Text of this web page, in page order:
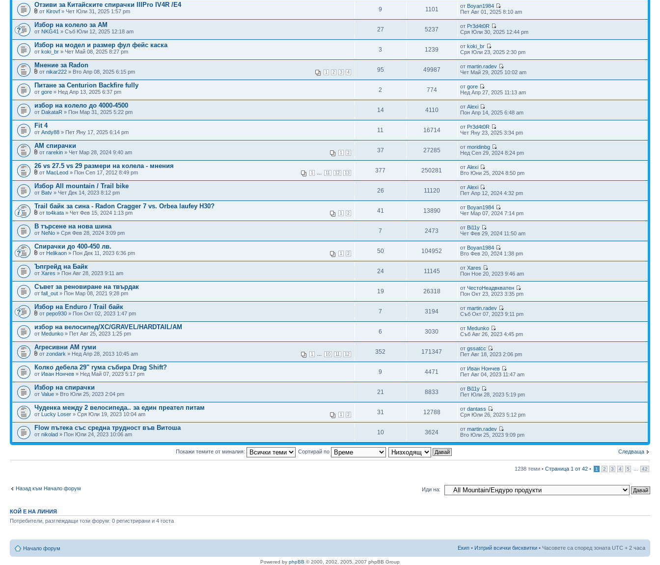
Отзиви за Китайските спирачки IIIPro IV4R /E4
от Kirovf » Чет Юли 31, 2025 1:57 pm 9 1101 от Boyan1984
Пет Авг 01, 2025 8:10 am
Избор на колело за АМ
от NKG41 » Съб Юли 12, 2025 12:18 am 27 5237 от Pr3d4t0R
Сря Юли 30, 2025 12:44 pm
Избор на модел и размер фул фейс каска
от koki_br » Чет Май 08, 2025 8:27 pm 3 1239 отkoki_br
Сря Юли 23, 2025 2:30 pm
Мнение за Radon
1 2 3 4
от nikar222 » Вто Апр 08, 2025 6:15 pm 95 49987 отmartin.radev
Чет Май 29, 2025 10:02 am
Питане за Centurion Backfire fully
от gore » Нед Апр 13, 2025 6:37 pm 2 774 отgore
Нед Апр 27, 2025 11:13 am
избор на колело до 4000-4500
от DakataR » Пон Мар 31, 2025 5:22 pm 14 4110 отAlexi
Пон Апр 14, 2025 6:48 am
Fit 4
от Andy88 » Пет Яну 17, 2025 6:14 pm 11 16714 от Pr3d4t0R
Чет Яну 23, 2025 3:34 pm
АМ спирачки
1 2
от rarekin » Чет Мар 28, 2024 9:40 am 37 27285 отmoridinbg
Нед Сеп 29, 2024 8:24 pm
26 vs 27.5 vs 29 размери на колела - мнения
1 11 12 13
от MacLeod » Пон Сеп 17, 2012 8:49 pm 377 250281 отAlexi
Вто Юни 25, 2024 8:50 pm
Избор All mountain / Trail bike
от Batv » Чет Дек 14, 2023 8:12 pm 26 11120 отAlexi
Пет Апр 12, 2024 4:32 pm
Trail байк за сина - Radon Cragger 7 vs. Orbea laufey H30?
1 2
от to4kata » Чет Фев 15, 2024 1:13 pm 41 13890 от Boyan1984
Чет Мар 07, 2024 7:14 pm
В търсене на нова шина
от NeNo » Сря Фев 28, 2024 3:09 pm 7 2473 от Bi11y
Чет Фев 29, 2024 11:50 am
Спирачки до 400-450 лв.
1 2
от Helikaon » Пон Дек 11, 2023 6:36 pm 50 104952 от Boyan1984
Вто Фев 20, 2024 1:38 pm
Ъпгрейд на Байк
от Xares » Пон Авг 28, 2023 9:11 am 24 11145 отXares
Пон Ное 20, 2023 9:46 am
Съвет за реновиране на твърдак
от fall_out » Пон Мар 08, 2021 9:28 pm 19 26318 отЧестоНеадвкватен
Пон Окт 23, 2023 3:35 pm
Избор на Enduro / Trail байк
от pepo930 » Пон Окт 02, 2023 1:47 pm 7 3194 отmartin.radev
Съб Окт 07, 2023 9:11 pm
избор на велосипед/XC/GRAVEL/HARDTAIL/AM
от Medunko » Пет Авг 25, 2023 1:25 pm 6 3030 от Medunko
Съб Авг 26, 2023 4:45 pm
Агресивни АМ гуми
1 10 11 12
от zondark » Нед Апр 28, 2013 10:45 am 352 171347 отgssatcc
Пет Авг 18, 2023 2:06 pm
Колко дебела 29" гума събира Drag Shift?
от Иван Нончев » Нед Май 07, 2023 5:17 pm 9 4471 от Иван Нончев
Пет Авг 04, 2023 11:47 am
Избор на спирачки
от Value » Вто Юли 25, 2023 2:04 pm 21 8833 от Bi11y
Пет Юли 28, 2023 5:19 pm
Чуденка между 2 велосипеда.. за един преател питам
1 2
от Lucky Loser » Сря Юли 19, 2023 10:04 am 31 12788 отdantass
Сря Юли 26, 2023 5:12 pm
Flow пътека със средна трудност във Витоша
от nikolad » Пон Юли 24, 2023 10:06 am 10 3624 отmartin.radev
Вто Юли 25, 2023 9:09 pm
Следваща
Покажи темите от миналия: Сортирай по
1238 теми • Страница 1 от 42 • 1 2 3 4 5 42
Назад към Начало форум Иди на:
КОЙ Е НА ЛИНИЯ
Потребители, разглеждащи този форум: 0 регистрирани и 4 госта
Начало форум Екип • Изтрий всички бисквитки • Часовете са според зоната UTC + 2 часа
Powered by phpBB © 2000, 2002, 2005, 2007 phpBB Group